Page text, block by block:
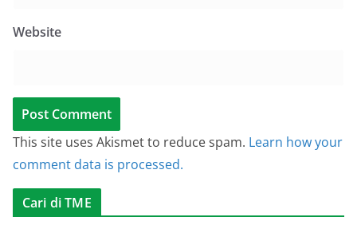
Website
This site uses Akismet to reduce spam. Learn how your
comment data is processed.
Cari di TME